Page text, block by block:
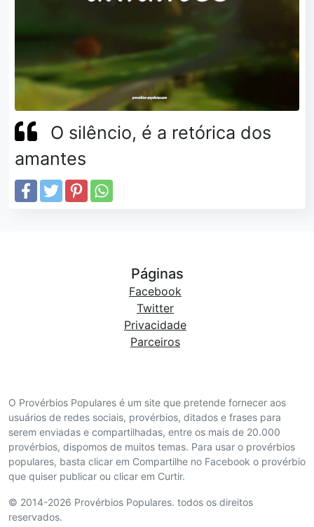
O silêncio, é a retórica dos
amantes
O Provérbios Populares é um site que pretende fornecer aos
usuários de redes sociais, provérbios, ditados e frases para
serem enviadas e compartilhadas, entre os mais de 20.000
provérbios, dispomos de muitos temas. Para usar o provérbios
populares, basta clicar em Compartilhe no Facebook o provérbio
que quiser publicar ou clicar em Curtir.
© 2014-2026 Provérbios Populares. todos os direitos
reservados.
Páginas
Facebook
Twitter
Privacidade
Parceiros